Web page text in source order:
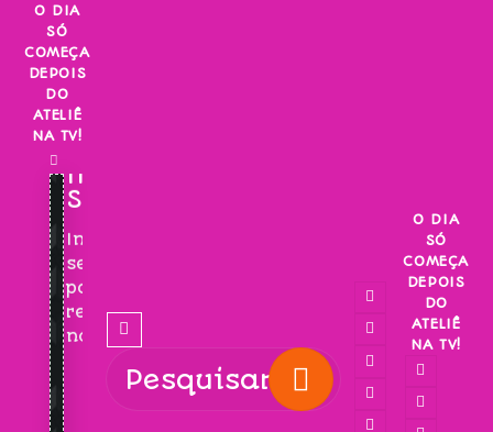
Skip
content
O DIA
SÓ
COMEÇA
DEPOIS
DO
ATELIÊ
NA TV!
INSCREVA-
SE!
Inscreva-
se
para
receber
novidades!
O DIA
SÓ
COMEÇA
DEPOIS
DO
ATELIÊ
NA TV!